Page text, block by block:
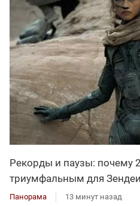
Рекорды и паузы: почему
триумфальным для Зендеи
Панорама 13 минут назад